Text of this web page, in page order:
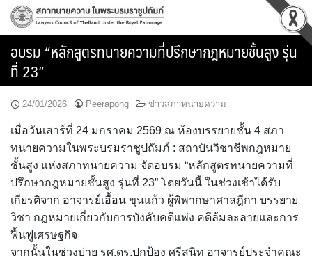
Skip
อบรม “หลักสูตรทนายความที่ปรึกษากฎหมายชั้นสูง รุ่น
ที่ 23”
24/01/2026 Peerapong ข่าวสภาทนายความ
เมื่อวันเสาร์ที่ 24 มกราคม 2569 ณ ห้องบรรยายชั้น 4 สภา
ทนายความในพระบรมราชูปถัมภ์ : สถาบันวิชาชีพกฎหมาย
ชั้นสูง แห่งสภาทนายความ จัดอบรม “หลักสูตรทนายความที่
ปรึกษากฎหมายชั้นสูง รุ่นที่ 23” โดยวันนี้ ในช่วงเช้าได้รับ
เกียรติจาก อาจารย์เอื้อน ขุนแก้ว ผู้พิพากษาศาลฎีกา บรรยาย
วิชา กฎหมายเกี่ยวกับการบังคับคดีแพ่ง คดีล้มละลายและการ
ฟื้นฟูเศรษฐกิจ
จากนั้นในช่วงบ่าย รศ.ดร.ปกป้อง ศรีสนิท อาจารย์ประจำคณะ